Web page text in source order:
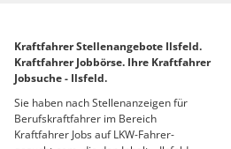
Kraftfahrer Stellenangebote Ilsfeld.
Kraftfahrer Jobbörse. Ihre Kraftfahrer
Jobsuche - Ilsfeld.
Sie haben nach Stellenanzeigen für
Berufskraftfahrer im Bereich
Kraftfahrer Jobs auf LKW-Fahrer-